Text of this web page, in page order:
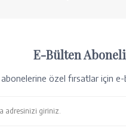
E-Bülten
özel fırsatlar için